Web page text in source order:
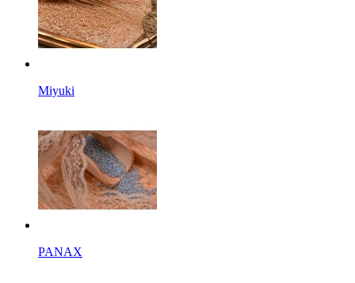
Miyuki
PANAX